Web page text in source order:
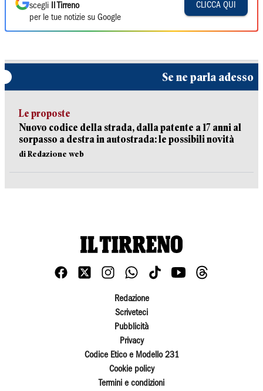
scegli
Il Tirreno
per le tue notizie su Google
CLICCA QUI
Se ne parla adesso
Le proposte
Nuovo codice della strada, dalla patente a 17 anni al
sorpasso a destra in autostrada: le possibili novità
di Redazione web
Redazione
Scriveteci
Pubblicità
Privacy
Codice Etico e Modello 231
Cookie policy
Termini e condizioni